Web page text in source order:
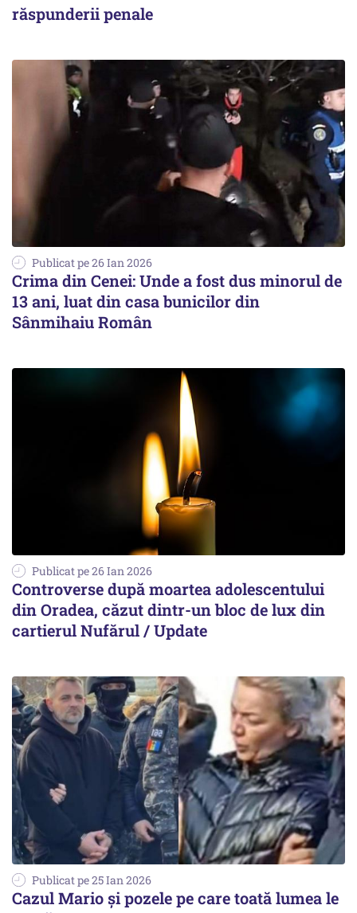
răspunderii penale
Publicat pe 26 Ian 2026
Crima din Cenei: Unde a fost dus minorul de
13 ani, luat din casa bunicilor din
Sânmihaiu Român
Publicat pe 26 Ian 2026
Controverse după moartea adolescentului
din Oradea, căzut dintr-un bloc de lux din
cartierul Nufărul / Update
Publicat pe 25 Ian 2026
Cazul Mario și pozele pe care toată lumea le